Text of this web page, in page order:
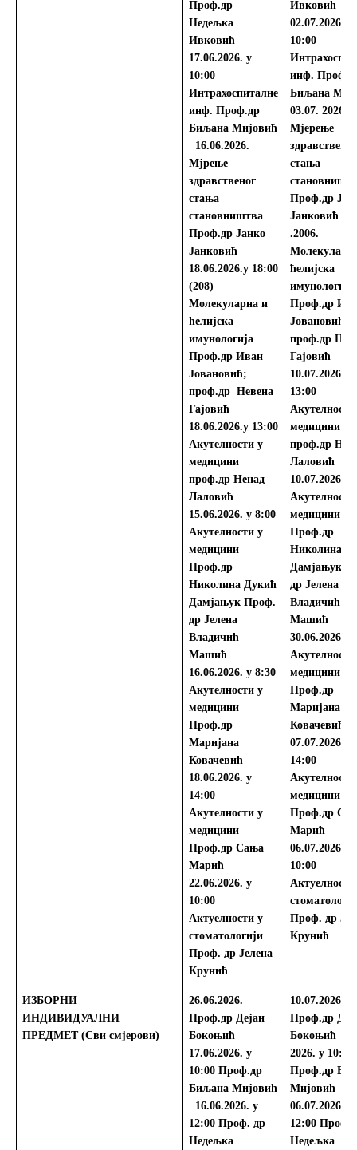
Проф.др
Недељка
Ивковић
17.06.2026. у
10:00
Интрахоспиталне
инф. Проф.др
Биљана Мијовић
16.06.2026.
Мјрење
здравственог
стања
становништва
Проф.др Јанко
Јанковић
18.06.2026.у 18:00
(208)
Молекуларна и
ћелијска
имунологија
Проф.др Иван
Јовановић;
проф.др Невена
Гајовић
18.06.2026.у 13:00
Акутелности у
медицини
проф.др Ненад
Лаловић
15.06.2026. у 8:00
Акутелности у
медицини
Проф.др
Николина Дукић
Дамјањук Проф.
др Јелена
Владичић
Машић
16.06.2026. у 8:30
Акутелности у
медицини
Проф.др
Маријана
Ковачевић
18.06.2026. у
14:00
Акутелности у
медицини
Проф.др Сања
Марић
22.06.2026. у
10:00
Актуелности у
стоматологији
Проф. др Јелена
Крунић
Ивковић
02.07.2026.
10:00
инф.
Биљана
03.07. 2026.
Мјерење
здравственог
стања
Проф.др
Јанковић
.2006.
ћелијска
имунологија
Проф.др
Јовановић;
проф.др
Гајовић
10.07.2026. у
13:00
медицини
проф.др
Лаловић
10.07.2026. у
медицини
Проф.др
Николина
Дамјањук
др Јелена
Владичић
Машић
30.06.2026. у
медицини
Проф.др
Маријана
Ковачевић
07.07.2026. у
14:00
медицини
Проф.др
Марић
06.07.2026. у
10:00
Проф. др
Крунић
ИЗБОРНИ
ИНДИВИДУАЛНИ
ПРЕДМЕТ (Сви смјерови)
26.06.2026.
Проф.др Дејан
Бокоњић
17.06.2026. у
10:00 Проф.др
Биљана Мијовић
16.06.2026. у
12:00 Проф. др
Недељка
10.07.2026.
Проф.др
Бокоњић
2026. у 10:00
Проф.др
Мијовић
06.07.2026. у
12:00 Проф.
Недељка